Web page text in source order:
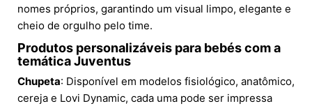
nomes próprios, garantindo um visual limpo, elegante e
cheio de orgulho pelo time.
Produtos personalizáveis para bebés com a
temática Juventus
Chupeta: Disponível em modelos fisiológico, anatômico,
cereja e Lovi Dynamic, cada uma pode ser impressa